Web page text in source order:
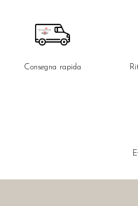
Consegna rapida